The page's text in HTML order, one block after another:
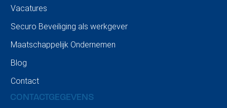
Vacatures
Securo Beveiliging als werkgever
Maatschappelijk Ondernemen
Blog
Contact
CONTACTGEGEVENS